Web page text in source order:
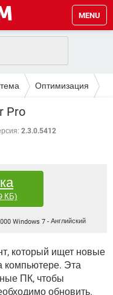
MENU
10
Оптимизация
Pro
2.3.0.5412
КБ)
Windows 7-Английский
который ищет новые
компьютере. Эта
ПК, чтобы
обновить.